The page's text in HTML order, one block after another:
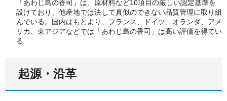
「あわじ島の香司」は、原材料など10項目の厳しい認定基準を
設けており、他産地では決して真似のできない品質管理に取り組
んでいる。国内はもとより、フランス、ドイツ、オランダ、アメ
リカ、東アジアなどでは「あわじ島の香司」は高い評価を得てい
る
起源・沿革